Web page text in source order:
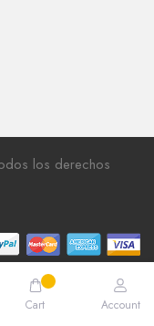
los derechos
Cart Account